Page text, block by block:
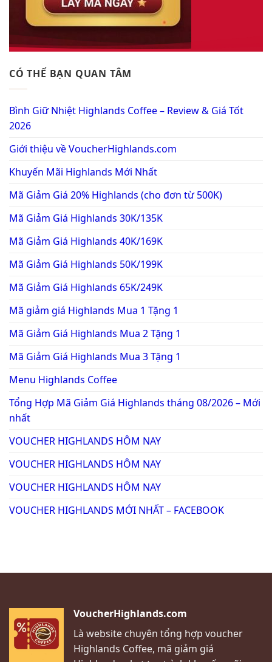
CÓ THỂ BẠN QUAN TÂM
Bình Giữ Nhiệt Highlands Coffee – Review & Giá Tốt
2026
Giới thiệu về VoucherHighlands.com
Khuyến Mãi Highlands Mới Nhất
Mã Giảm Giá 20% Highlands (cho đơn từ 500K)
Mã Giảm Giá Highlands 30K/135K
Mã Giảm Giá Highlands 40K/169K
Mã Giảm Giá Highlands 50K/199K
Mã Giảm Giá Highlands 65K/249K
Mã giảm giá Highlands Mua 1 Tặng 1
Mã Giảm Giá Highlands Mua 2 Tặng 1
Mã Giảm Giá Highlands Mua 3 Tặng 1
Menu Highlands Coffee
Tổng Hợp Mã Giảm Giá Highlands tháng 08/2026 – Mới
nhất
VOUCHER HIGHLANDS HÔM NAY
VOUCHER HIGHLANDS HÔM NAY
VOUCHER HIGHLANDS HÔM NAY
VOUCHER HIGHLANDS MỚI NHẤT – FACEBOOK
VoucherHighlands.com
Là website chuyên tổng hợp voucher
Highlands Coffee, mã giảm giá